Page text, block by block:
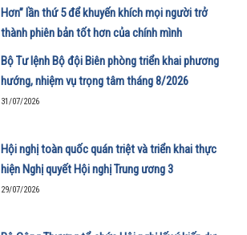
Hơn” lần thứ 5 để khuyến khích mọi người trở
thành phiên bản tốt hơn của chính mình
01/08/2026
Bộ Tư lệnh Bộ đội Biên phòng triển khai phương
hướng, nhiệm vụ trọng tâm tháng 8/2026
31/07/2026
Hội nghị toàn quốc quán triệt và triển khai thực
hiện Nghị quyết Hội nghị Trung ương 3
29/07/2026